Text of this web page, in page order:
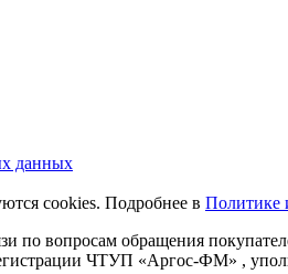
данных
cookies. Подробнее в Политике
по вопросам обращения
ЧТУП «Аргос-ФМ» ,